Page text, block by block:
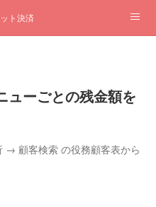
ト決済
ューごとの残金額を
顧客検索 の役務顧客表から